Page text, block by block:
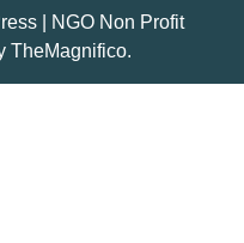
NGO Non Profit
TheMagnifico.